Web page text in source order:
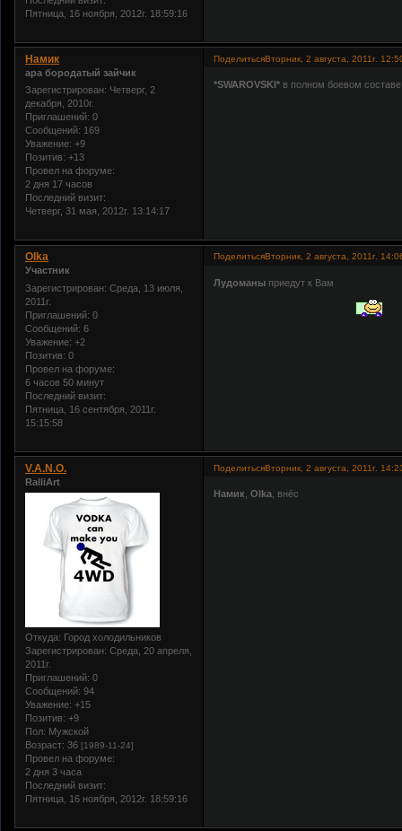
Пятница, 16 ноября, 2012г. 18:59:16
ПоделитьсяВторник, 2 августа, 2011г.
Намик
ара бородатый зайчик
Зарегистрирован: Четверг, 2
декабря, 2010г.
Приглашений: 0
Сообщений: 169
Уважение: +9
Позитив: +13
Провел на форуме:
2 дня 17 часов
Последний визит:
Четверг, 31 мая, 2012г. 13:14:17
*SWAROVSKI* в полном боевом составе
ПоделитьсяВторник, 2 августа, 2011г.
Olka
Участник
Зарегистрирован: Среда, 13 июля,
2011г.
Приглашений: 0
Сообщений: 6
Уважение: +2
Позитив: 0
Провел на форуме:
6 часов 50 минут
Последний визит:
Пятница, 16 сентября, 2011г.
15:15:58
Лудоманы приедут к Вам
ПоделитьсяВторник, 2 августа, 2011г.
V.A.N.O.
RalliArt
Откуда: Город холодильников
Зарегистрирован: Среда, 20 апреля,
2011г.
Приглашений: 0
Сообщений: 94
Уважение: +15
Позитив: +9
Пол: Мужской
Возраст: 36 [1989-11-24]
Провел на форуме:
2 дня 3 часа
Последний визит:
Пятница, 16 ноября, 2012г. 18:59:16
Намик ,Olka , внёс